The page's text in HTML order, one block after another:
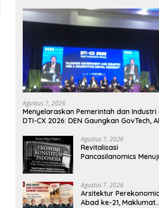
Agustus 7, 2026
Menyelaraskan Pemerintah dan Industri
DTI-CX 2026: DEN Gaungkan GovTech,
Digital yang KompetitifAgustus 7, 2026
Revitalisasi
Pancasilanomics
Agustus 7, 2026
Arsitektur
Abad ke-21, Maklumat